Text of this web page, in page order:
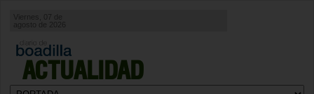
ACTUALIDAD
agosto de 2026